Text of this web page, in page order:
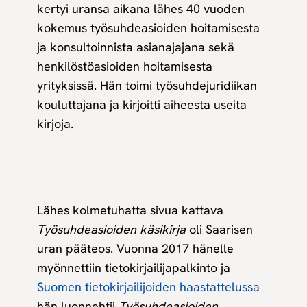
kertyi uransa aikana lähes 40 vuoden
kokemus työsuhdeasioiden hoitamisesta
ja konsultoinnista asianajajana sekä
henkilöstöasioiden hoitamisesta
yrityksissä. Hän toimi työsuhdejuridiikan
kouluttajana ja kirjoitti aiheesta useita
kirjoja.
Lähes kolmetuhatta sivua kattava
Työsuhdeasioiden käsikirja oli Saarisen
uran pääteos. Vuonna 2017 hänelle
myönnettiin tietokirjailijapalkinto ja
Suomen tietokirjailijoiden haastattelussa